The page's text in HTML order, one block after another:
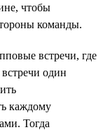
чтобы
команды.
встречи, где
один
каждому
Тогда